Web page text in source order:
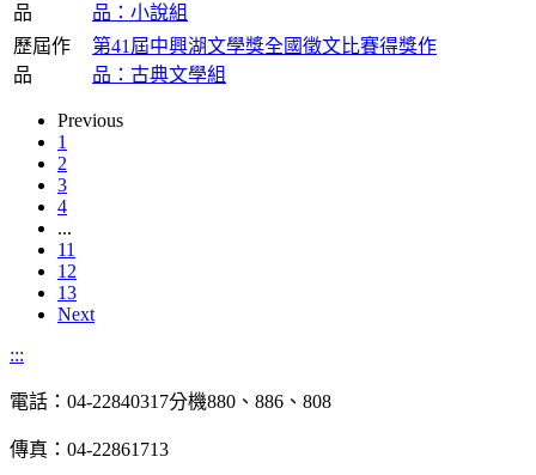
品
品：小說組
歷屆作
品
第41屆中興湖文學獎全國徵文比賽得獎作
品：古典文學組
Previous
1
2
3
4
...
11
12
13
Next
:::
電話：04-22840317分機880、886、808
傳真：04-22861713